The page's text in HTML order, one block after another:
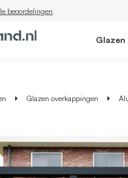
beoordelingen
Glazen overkappingen